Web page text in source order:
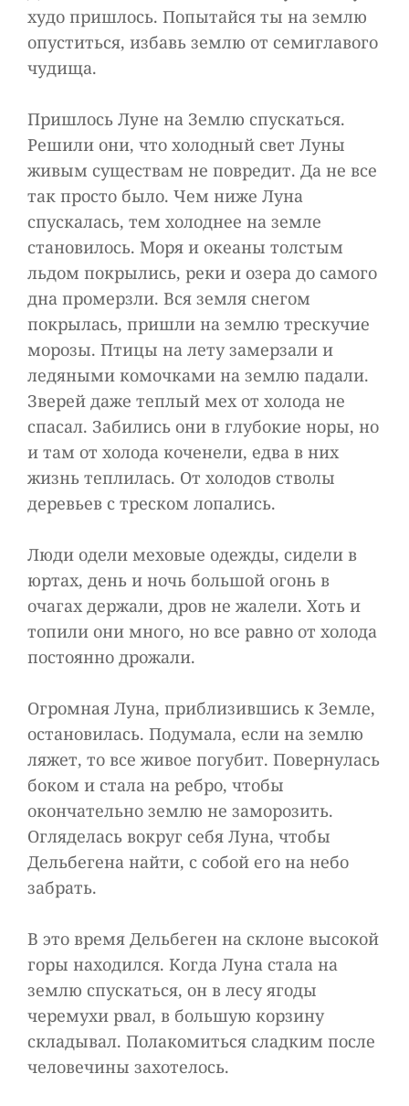
худо пришлось. Попытайся ты на землю
опуститься, избавь землю от семиглавого
чудища.
Пришлось Луне на Землю спускаться.
Решили они, что холодный свет Луны
живым существам не повредит. Да не все
так просто было. Чем ниже Луна
спускалась, тем холоднее на земле
становилось. Моря и океаны толстым
льдом покрылись, реки и озера до самого
дна промерзли. Вся земля снегом
покрылась, пришли на землю трескучие
морозы. Птицы на лету замерзали и
ледяными комочками на землю падали.
Зверей даже теплый мех от холода не
спасал. Забились они в глубокие норы, но
и там от холода коченели, едва в них
жизнь теплилась. От холодов стволы
деревьев с треском лопались.
Люди одели меховые одежды, сидели в
юртах, день и ночь большой огонь в
очагах держали, дров не жалели. Хоть и
топили они много, но все равно от холода
постоянно дрожали.
Огромная Луна, приблизившись к Земле,
остановилась. Подумала, если на землю
ляжет, то все живое погубит. Повернулась
боком и стала на ребро, чтобы
окончательно землю не заморозить.
Огляделась вокруг себя Луна, чтобы
Дельбегена найти, с собой его на небо
забрать.
В это время Дельбеген на склоне высокой
горы находился. Когда Луна стала на
землю спускаться, он в лесу ягоды
черемухи рвал, в большую корзину
складывал. Полакомиться сладким после
человечины захотелось.